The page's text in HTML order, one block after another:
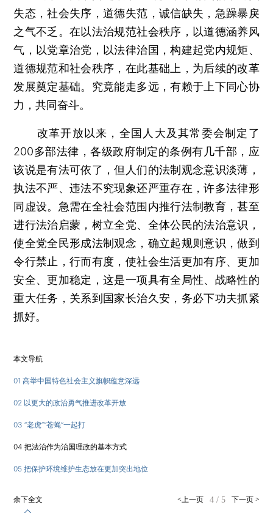
失态，社会失序，道德失范，诚信缺失，急躁暴戾
之气不乏。在以法治规范社会秩序，以道德涵养风
气，以党章治党，以法律治国，构建起党内规矩、
道德规范和社会秩序，在此基础上，为后续的改革
发展奠定基础。究竟能走多远，有赖于上下同心协
力，共同奋斗。
改革开放以来，全国人大及其常委会制定了
200多部法律，各级政府制定的条例有几千部，应
该说是有法可依了，但人们的法制观念意识淡薄，
执法不严、违法不究现象还严重存在，许多法律形
同虚设。急需在全社会范围内推行法制教育，甚至
进行法治启蒙，树立全党、全体公民的法治意识，
使全党全民形成法制观念，确立起规则意识，做到
令行禁止，行而有度，使社会生活更加有序、更加
安全、更加稳定，这是一项具有全局性、战略性的
重大任务，关系到国家长治久安，务必下功夫抓紧
抓好。
本文导航
01 高举中国特色社会主义旗帜蕴意深远
02 以更大的政治勇气推进改革开放
03 “老虎”“苍蝇”一起打
04 把法治作为治国理政的基本方式
05 把保护环境维护生态放在更加突出地位
余下全文 下一页 >
4/ 5
<上一页